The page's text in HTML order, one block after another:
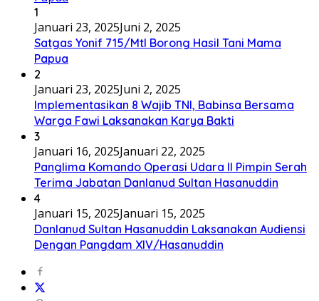
1
Januari 23, 2025Juni 2, 2025
Satgas Yonif 715/Mtl Borong Hasil Tani Mama
Papua
2
Januari 23, 2025Juni 2, 2025
Implementasikan 8 Wajib TNI, Babinsa Bersama
Warga Fawi Laksanakan Karya Bakti
3
Januari 16, 2025Januari 22, 2025
Panglima Komando Operasi Udara II Pimpin Serah
Terima Jabatan Danlanud Sultan Hasanuddin
4
Januari 15, 2025Januari 15, 2025
Danlanud Sultan Hasanuddin Laksanakan Audiensi
Dengan Pangdam XIV/Hasanuddin